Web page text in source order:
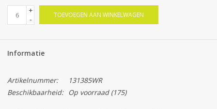
+
-
TOEVOEGEN AAN WINKELWAGEN
Informatie
Artikelnummer:
131385WR
Beschikbaarheid:
Op voorraad(175)